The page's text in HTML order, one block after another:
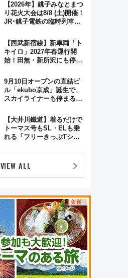
【2026年】銚子みなとまつ
り花火大会は8/8 (土)開催！
JR･銚子電鉄の臨時列車や
く8,000発の大迫力＆屋台
を満喫
【西武新宿線】新車両「ト
キイロ」2027年春運行開
始！田無・新所沢にも停
弾」も
9月10日オープンの直結ビ
ル「ekubo京成」誕生で、
スカイライナーも停まる巨
変わる？ 全テナント情報も
公開！
【大井川鐵道】着るだけで
トーマス号もSL・ELも乗
れる「フリーきっぷTシャ
VIEW ALL